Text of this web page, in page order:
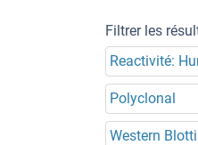
Filtrer les
Reactivité:
Polyclonal
Western